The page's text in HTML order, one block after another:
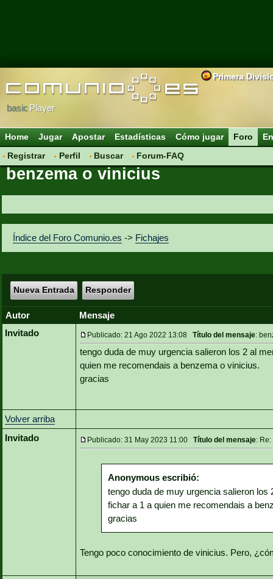
Primera
basicPlayer
Home Jugar Apostar Estadísticas Cómo jugar
Foro
Registrar
Perfil Buscar Forum-FAQ
benzema o vinicius
Índice del Foro Comunio.es -> Fichajes
Nueva Entrada Responder
Autor
Mensaje
Invitado
Publicado: 21 Ago 2022 13:08 Título del mensaje:
tengo duda de muy urgencia salieron los 2 al
quien me recomendais a benzema o vinicius.
gracias
Volver arriba
Invitado
Publicado: 31 May 2023 11:00 Título del mensaje:
Anonymous escribió:
tengo duda de muy urgencia salieron
fichar a 1 a quien me recomendais a
gracias
Tengo poco conocimiento de vinicius. Pero,